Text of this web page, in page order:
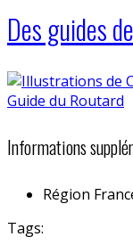
Des guides
Informations
Région
Tags: